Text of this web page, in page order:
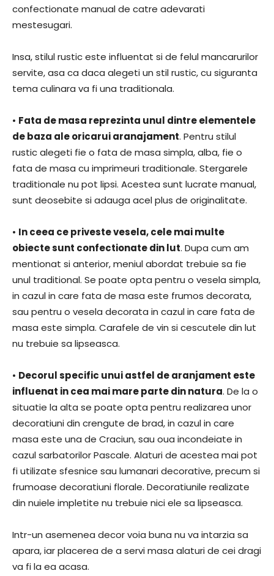
confectionate manual de catre adevarati
mestesugari.
Insa, stilul rustic este influentat si de felul mancarurilor
servite, asa ca daca alegeti un stil rustic, cu siguranta
tema culinara va fi una traditionala.
• Fata de masa reprezinta unul dintre elementele
de baza ale oricarui aranajament. Pentru stilul
rustic alegeti fie o fata de masa simpla, alba, fie o
fata de masa cu imprimeuri traditionale. Stergarele
traditionale nu pot lipsi. Acestea sunt lucrate manual,
sunt deosebite si adauga acel plus de originalitate.
• In ceea ce priveste vesela, cele mai multe
obiecte sunt confectionate din lut. Dupa cum am
mentionat si anterior, meniul abordat trebuie sa fie
unul traditional. Se poate opta pentru o vesela simpla,
in cazul in care fata de masa este frumos decorata,
sau pentru o vesela decorata in cazul in care fata de
masa este simpla. Carafele de vin si cescutele din lut
nu trebuie sa lipseasca.
• Decorul specific unui astfel de aranjament este
influenat in cea mai mare parte din natura. De la o
situatie la alta se poate opta pentru realizarea unor
decoratiuni din crengute de brad, in cazul in care
masa este una de Craciun, sau oua incondeiate in
cazul sarbatorilor Pascale. Alaturi de acestea mai pot
fi utilizate sfesnice sau lumanari decorative, precum si
frumoase decoratiuni florale. Decoratiunile realizate
din nuiele impletite nu trebuie nici ele sa lipseasca.
Intr-un asemenea decor voia buna nu va intarzia sa
apara, iar placerea de a servi masa alaturi de cei dragi
va fi la ea acasa.